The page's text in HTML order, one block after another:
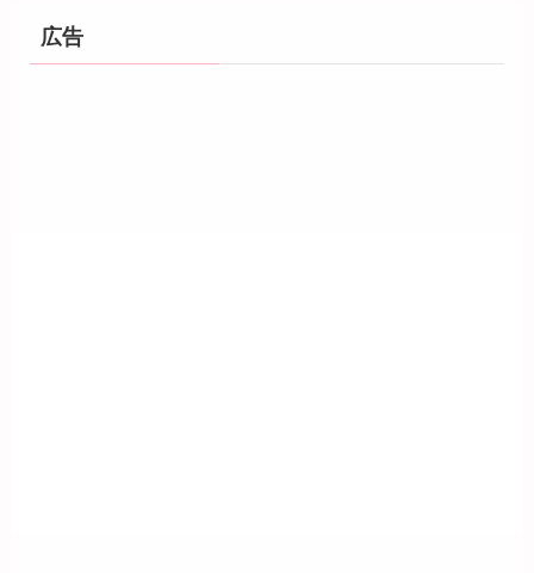
広告